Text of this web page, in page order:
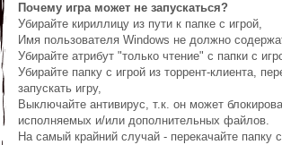
Почему игра может не запускаться?
Убирайте кириллицу из пути к папке с игрой,
Имя пользователя Windows не должно
Убирайте атрибут "только чтение" с папки с
Убирайте папку с игрой из торрент-клиента,
запускать игру,
Выключайте антивирус, т.к. он может
исполняемых и/или дополнительных файлов.
На самый крайний случай - перекачайте папку